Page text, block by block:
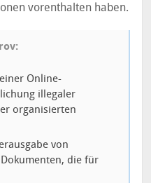
vorenthalten haben.
Online-
illegaler
organisierten
von
die für